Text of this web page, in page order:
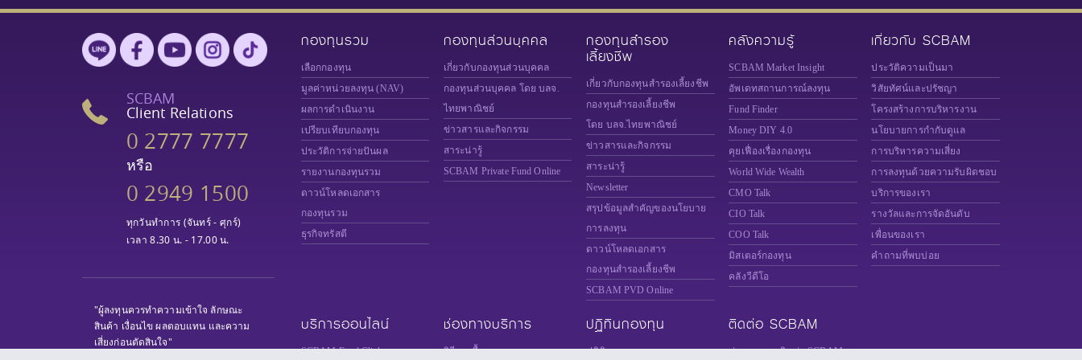
SCBAM
Client Relations
0 2777 7777
หรือ
0 2949 1500
ทุกวันทำการ (จันทร์ - ศุกร์)
เวลา 8.30 น. - 17.00 น.
"ผู้ลงทุนควรทำความเข้าใจ ลักษณะ
สินค้า เงื่อนไข ผลตอบแทน และความ
เสี่ยงก่อนตัดสินใจ"
กองทุนรวม
เลือกกองทุน
มูลค่าหน่วยลงทุน (NAV)
ผลการดำเนินงาน
เปรียบเทียบกองทุน
ประวัติการจ่ายปันผล
รายงานกองทุนรวม
ดาวน์โหลดเอกสาร
กองทุนรวม
ธุรกิจทรัสตี
กองทุนส่วนบุคคล
เกี่ยวกับกองทุนส่วนบุคคล
กองทุนส่วนบุคคล โดย บลจ.
ไทยพาณิชย์
ข่าวสารและกิจกรรม
สาระน่ารู้
SCBAM Private Fund Online
กองทุนสำรอง
เลี้ยงชีพ
เกี่ยวกับกองทุนสำรองเลี้ยงชีพ
กองทุนสำรองเลี้ยงชีพ
โดย บลจ.ไทยพาณิชย์
ข่าวสารและกิจกรรม
สาระน่ารู้
Newsletter
สรุปข้อมูลสำคัญของนโยบาย
การลงทุน
ดาวน์โหลดเอกสาร
กองทุนสำรองเลี้ยงชีพ
SCBAM PVD Online
คลังความรู้
SCBAM Market Insight
อัพเดทสถานการณ์ลงทุน
Fund Finder
Money DIY 4.0
คุยเฟื่องเรื่องกองทุน
World Wide Wealth
CMO Talk
CIO Talk
COO Talk
มิสเตอร์กองทุน
คลังวีดีโอ
เกี่ยวกับ SCBAM
ประวัติความเป็นมา
วิสัยทัศน์และปรัชญา
โครงสร้างการบริหารงาน
นโยบายการกำกับดูแล
การบริหารความเสี่ยง
การลงทุนด้วยความรับผิดชอบ
บริการของเรา
รางวัลและการจัดอันดับ
เพื่อนของเรา
คำถามที่พบบ่อย
บริการออนไลน์
SCBAM Fund Click
ช่องทางบริการ
วิธีการซื้อขายกองทุน
ปฏิทินกองทุน
ปฏิทินการลงทุน
ติดต่อ SCBAM
ช่องทางการติดต่อ SCBAM